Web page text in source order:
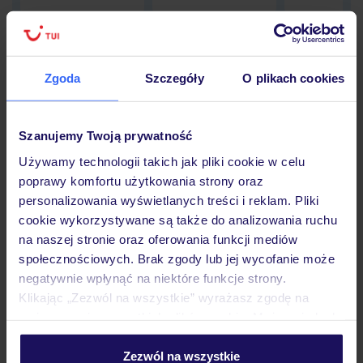
Zgoda Szczegóły O plikach cookies
Szanujemy Twoją prywatność
Używamy technologii takich jak pliki cookie w celu
poprawy komfortu użytkowania strony oraz
personalizowania wyświetlanych treści i reklam. Pliki
cookie wykorzystywane są także do analizowania ruchu
na naszej stronie oraz oferowania funkcji mediów
społecznościowych. Brak zgody lub jej wycofanie może
negatywnie wpłynąć na niektóre funkcje strony.
Klikając „Zezwól na wszystkie” wyrażasz zgodę na
personalizować swój wybór wchodząc w zakładkę
Zezwól na wszystkie
Hotel
Opinie
Pokoje
Wyżywienie
Atrakcje